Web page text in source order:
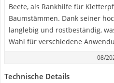
Beete, als Rankhilfe für
Baumstämmen. Dank seiner
langlebig und rostbeständig,
Wahl für verschiedene
08/
Technische Details